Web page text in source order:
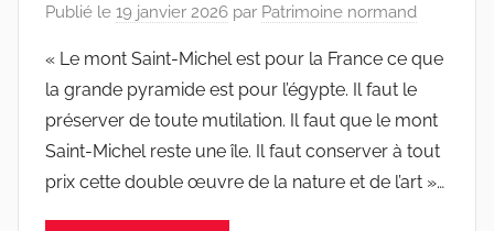
Publié le 19 janvier 2026 par Patrimoine normand
« Le mont Saint-Michel est pour la France ce que
la grande pyramide est pour l’égypte. Il faut le
préserver de toute mutilation. Il faut que le mont
Saint-Michel reste une île. Il faut conserver à tout
prix cette double œuvre de la nature et de l’art »…